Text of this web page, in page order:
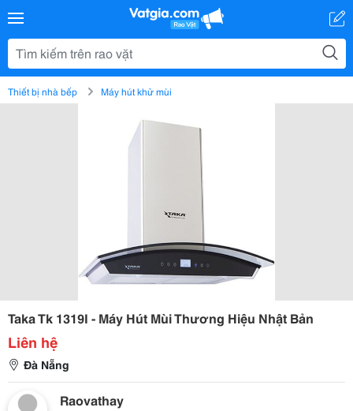
Thiết bị nhà bếp Máy hút khử mùi
Taka Tk 1319I - Máy Hút Mùi Thương Hiệu Nhật Bản
Liên hệ
Đà Nẵng
Raovathay